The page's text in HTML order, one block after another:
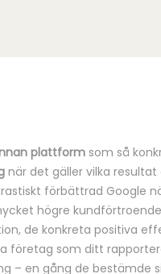
plattform som så
när det gäller vilka
förbättrad Google
högre
de konkreta positiva
företag som ditt
– en gång de bestämde